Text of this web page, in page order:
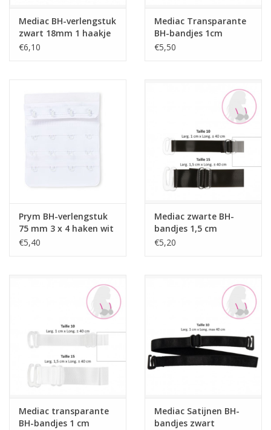
Mediac BH-verlengstuk
zwart 18mm 1 haakje
€6,10
Mediac Transparante
BH-bandjes 1cm
€5,50
Prym BH-verlengstuk
75 mm 3 x 4 haken wit
€5,40
Mediac zwarte BH-
bandjes 1,5 cm
€5,20
Mediac transparante
BH-bandjes 1 cm
Mediac Satijnen BH-
bandjes zwart